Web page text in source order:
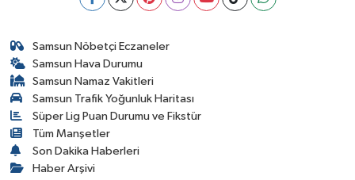
Samsun Nöbetçi Eczaneler
Samsun Hava Durumu
Samsun Namaz Vakitleri
Samsun Trafik Yoğunluk Haritası
Süper Lig Puan Durumu ve Fikstür
Tüm Manşetler
Son Dakika Haberleri
Haber Arşivi